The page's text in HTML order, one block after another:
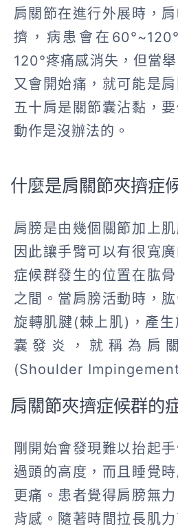
肩關節在進行外展時，
擠，病患會在
120°疼痛感消失，但當
又會開始痛，就可能是
五十肩是關節囊沾黏，
動作是沒辦法的。
什麼是肩關節夾擠症
肩膀是由幾個關節加上
因此讓手臂可以有很寬
症候群發生的位置在肱
之間。 當肩膀活動時，
旋轉肌腱(棘上肌)，產
囊發炎，就稱為肩
(Shoulder
肩關節夾擠症候群的
剛開始會發現難以抬起
過頭的高度，而且睡覺
更痛。患者覺得肩膀無
背感。隨著時間拉長肌